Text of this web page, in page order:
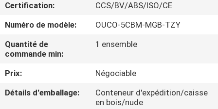
LE
SPECTACLE
VR
À
PROPOS
Certification:
CCS/BV/ABS/ISO/CE
Numéro de modèle:
OUCO-5CBM-MGB-TZY
Quantité de
commande min:
1 ensemble
Prix:
Négociable
Détails d'emballage:
Conteneur d'expédition/caisse
en bois/nude